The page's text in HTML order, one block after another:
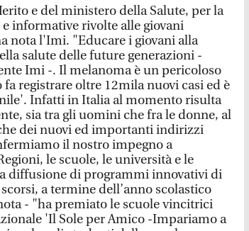
e del ministero della Salute, per la
informative rivolte alle giovani
nota l'Imi. "Educare i giovani alla
salute delle future generazioni -
Imi -. Il melanoma è un pericoloso
registrare oltre 12mila nuovi casi ed è
Infatti in Italia al momento risulta
sia tra gli uomini che fra le donne, al
dei nuovi ed importanti indirizzi
il nostro impegno a
le scuole, le università e le
diffusione di programmi innovativi di
a termine dell’anno scolastico
- "ha premiato le scuole vincitrici
'Il Sole per Amico -Impariamo a